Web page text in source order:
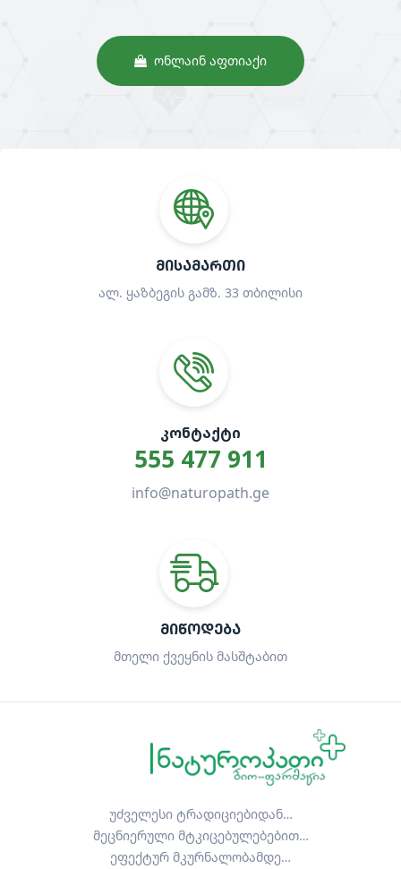
ᲝᲜᲚᲐᲘᲜ ᲐᲤᲗᲘᲐᲥᲘ
ᲛᲘᲡᲐᲛᲐᲠᲗᲘ
ალ. ყაზბეგის გამზ. 33 თბილისი
ᲙᲝᲜᲢᲐᲥᲢᲘ
555 477 911
info@naturopath.ge
ᲛᲘᲬᲝᲓᲔᲑᲐ
მთელი ქვეყნის მასშტაბით
უძველესი ტრადიციებიდან…
მეცნიერული მტკიცებულებებით…
ეფექტურ მკურნალობამდე…